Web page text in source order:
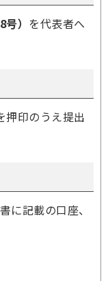
） を代表者へ
押印のうえ提出
に記載の口座、